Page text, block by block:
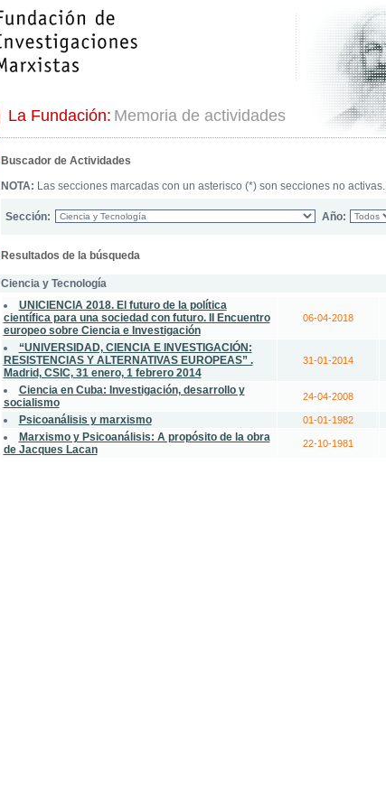
La Fundación: Memoria de actividades
Buscador de Actividades
NOTA: Las secciones marcadas con un asterisco (*) son secciones no activas.
Sección: Año:
Resultados de la búsqueda
Ciencia y Tecnología
UNICIENCIA 2018. El futuro de la política
científica para una sociedad con futuro. II Encuentro
europeo sobre Ciencia e Investigación
06-04-2018
“UNIVERSIDAD, CIENCIA E INVESTIGACIÓN:
RESISTENCIAS Y ALTERNATIVAS EUROPEAS” .
Madrid, CSIC, 31 enero, 1 febrero 2014
31-01-2014
Ciencia en Cuba: Investigación, desarrollo y
socialismo
24-04-2008
Psicoanálisis y marxismo 01-01-1982
Marxismo y Psicoanálisis: A propósito de la obra
de Jacques Lacan
22-10-1981